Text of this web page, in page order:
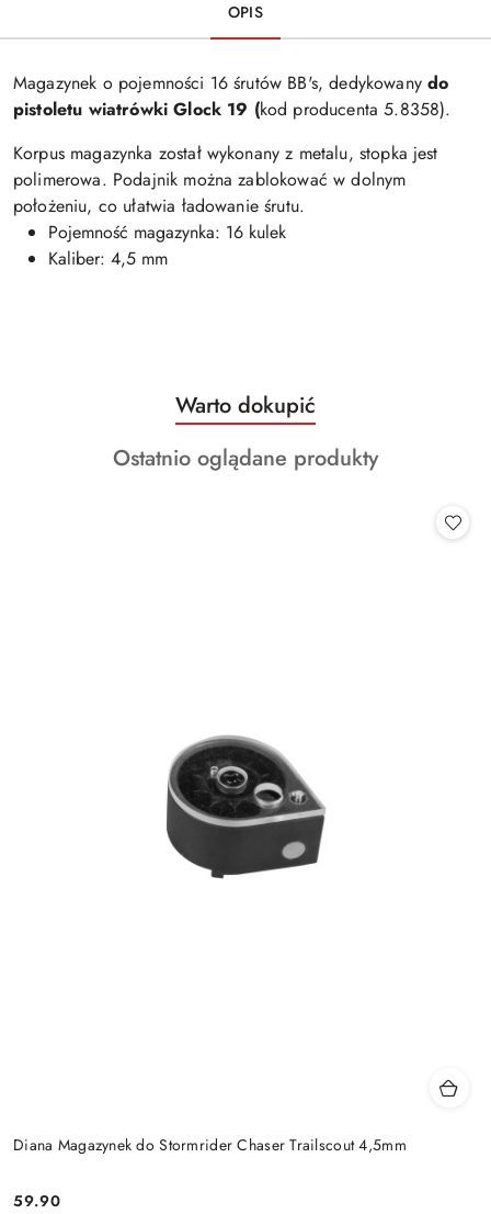
OPIS
Magazynek o pojemności 16 śrutów BB's, dedykowany do
pistoletu wiatrówki Glock 19 (kod producenta5.8358).
Korpus magazynka został wykonany z metalu, stopka jest
polimerowa. Podajnik można zablokować w dolnym
położeniu, co ułatwia ładowanie śrutu.
Pojemność magazynka: 16 kulek
Kaliber: 4,5 mm
Pomiń karuzelę produktów
Produkty
o
statusie:
Warto dokupić
Produkty
Ostatnio oglądane produkty
Diana Magazynek do Stormrider Chaser Trailscout 4,5mm
59.90